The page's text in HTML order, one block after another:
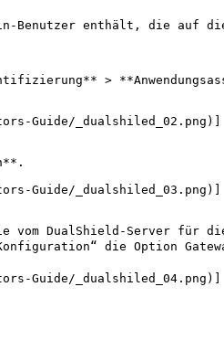
Benutzer enthält, die auf
>
Guide/_dualshiled_02.png)]
Guide/_dualshiled_03.png)]
vom DualShield-Server für
die Option
Guide/_dualshiled_04.png)]